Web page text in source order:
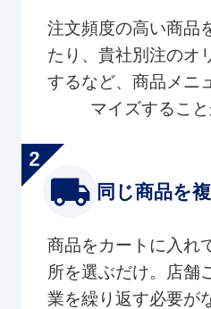
注文頻度の高い商品
たり、貴社別注のオ
するなど、商品メニ
マイズすること
同じ商品を
商品をカートに入れ
所を選ぶだけ。店舗
業を繰り返す必要が